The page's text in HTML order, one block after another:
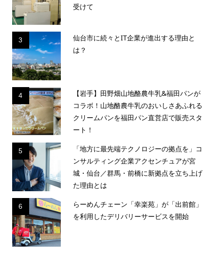
受けて
3
仙台市に続々とIT企業が進出する理由と
は？
4
【岩手】田野畑山地酪農牛乳&福田パンが
コラボ！山地酪農牛乳のおいしさあふれる
クリームパンを福田パン直営店で販売スタ
ート！
5
「地方に最先端テクノロジーの拠点を」コ
ンサルティング企業アクセンチュアが宮
城・仙台／群馬・前橋に新拠点を立ち上げ
た理由とは
6
らーめんチェーン「幸楽苑」が「出前館」
を利用したデリバリーサービスを開始